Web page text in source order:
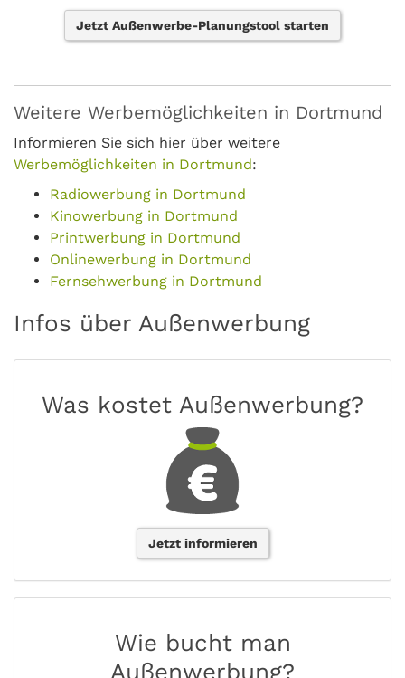
Jetzt Außenwerbe-Planungstool starten
Weitere Werbemöglichkeiten in Dortmund
Informieren Sie sich hier über weitere
Werbemöglichkeiten in Dortmund:
Radiowerbung in Dortmund
Kinowerbung in Dortmund
Printwerbung in Dortmund
Onlinewerbung in Dortmund
Fernsehwerbung in Dortmund
Infos über Außenwerbung
Was kostet Außenwerbung?
Jetzt informieren
Wie bucht man
Außenwerbung?